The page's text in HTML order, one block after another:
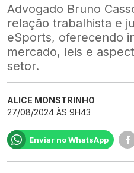
Advogado Bruno
relação trabalhista e
eSports, oferecendo
mercado, leis e
setor.
ALICE MONSTRINHO
27/08/2024 ÀS 9H43
Enviar no WhatsApp